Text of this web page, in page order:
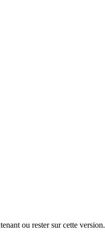
ou rester sur cette version.